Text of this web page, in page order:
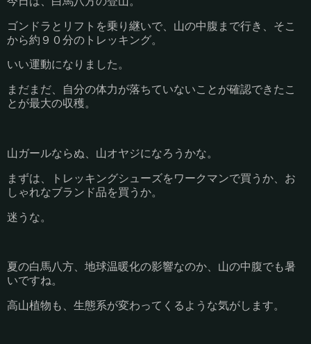
ゴンドラとリフトを乗り継いで、山の中腹まで行き、そこ
から約９０分のトレッキング。
いい運動になりました。
まだまだ、自分の体力が落ちていないことが確認できたこ
とが最大の収穫。
山ガールならぬ、山オヤジになろうかな。
まずは、トレッキングシューズをワークマンで買うか、お
しゃれなブランド品を買うか。
迷うな。
夏の白馬八方、地球温暖化の影響なのか、山の中腹でも暑
いですね。
高山植物も、生態系が変わってくるような気がします。